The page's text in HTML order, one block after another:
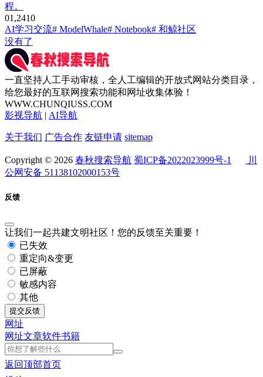
程。
01,2410
AI学习交流# ModelWhale# Notebook# 和鲸社区
没有了
一直坚持人工手动审核，全人工编辑的开放式网站分类目录，
给您最好的互联网搜索功能和网址收集体验！
WWW.CHUNQIUSS.COM
影视导航 | AI导航
关于我们 广告合作 友链申请 sitemap
Copyright © 2026 春秋搜索导航 蜀ICP备2022023999号-1
川
公网安备 51138102000153号
反馈
让我们一起共建文明社区！您的反馈至关重要！
已失效
重定向&变更
已屏蔽
敏感内容
其他
提交反馈
网址
网址文章软件书籍
返回顶部首页